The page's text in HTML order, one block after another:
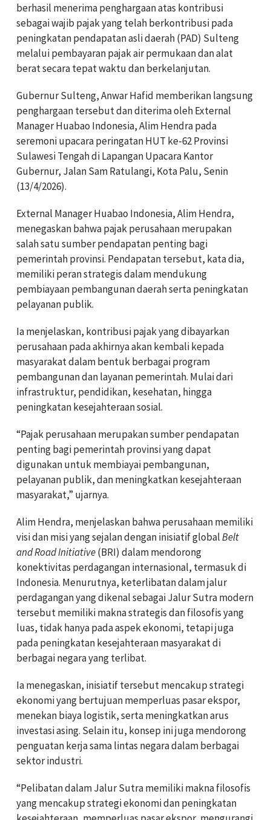
berhasil menerima penghargaan atas kontribusi
sebagai wajib pajak yang telah berkontribusi pada
peningkatan pendapatan asli daerah (PAD) Sulteng
melalui pembayaran pajak air permukaan dan alat
berat secara tepat waktu dan berkelanjutan.
Gubernur Sulteng, Anwar Hafid memberikan langsung
penghargaan tersebut dan diterima oleh External
Manager Huabao Indonesia, Alim Hendra pada
seremoni upacara peringatan HUT ke-62 Provinsi
Sulawesi Tengah di Lapangan Upacara Kantor
Gubernur, Jalan Sam Ratulangi, Kota Palu, Senin
(13/4/2026).
External ManagerHuabao Indonesia, Alim Hendra,
menegaskan bahwa pajak perusahaan merupakan
salah satu sumber pendapatan penting bagi
pemerintah provinsi. Pendapatan tersebut, kata dia,
memiliki peran strategis dalam mendukung
pembiayaan pembangunan daerah serta peningkatan
pelayanan publik.
Ia menjelaskan, kontribusi pajak yang dibayarkan
perusahaan pada akhirnya akan kembali kepada
masyarakat dalam bentuk berbagai program
pembangunan dan layanan pemerintah. Mulai dari
infrastruktur, pendidikan, kesehatan, hingga
peningkatan kesejahteraan sosial.
“Pajak perusahaan merupakan sumber pendapatan
penting bagi pemerintah provinsi yang dapat
digunakan untuk membiayai pembangunan,
pelayanan publik, dan meningkatkan kesejahteraan
masyarakat,” ujarnya.
Alim Hendra, menjelaskan bahwa perusahaan memiliki
visi dan misi yang sejalan dengan inisiatif globalBelt
and Road Initiative(BRI) dalam mendorong
konektivitas perdagangan internasional, termasuk di
Indonesia. Menurutnya, keterlibatan dalam jalur
perdagangan yang dikenal sebagai Jalur Sutra modern
tersebut memiliki makna strategis dan filosofis yang
luas, tidak hanya pada aspek ekonomi, tetapi juga
pada peningkatan kesejahteraan masyarakat di
berbagai negara yang terlibat.
Ia menegaskan, inisiatif tersebut mencakup strategi
ekonomi yang bertujuan memperluas pasar ekspor,
menekan biaya logistik, serta meningkatkan arus
investasi asing. Selain itu, konsep ini juga mendorong
penguatan kerja sama lintas negara dalam berbagai
sektor industri.
“Pelibatan dalam Jalur Sutra memiliki makna filosofis
yang mencakup strategi ekonomi dan peningkatan